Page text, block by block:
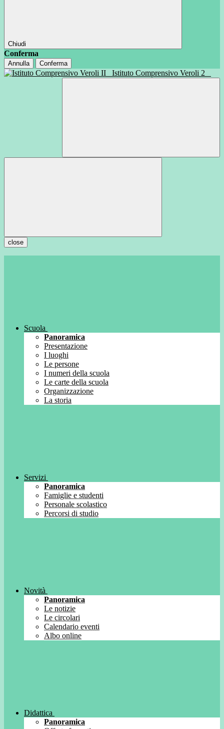
Chiudi
Conferma
Annulla Conferma
Istituto Comprensivo Veroli 2
close
Scuola
Panoramica
Presentazione
I luoghi
Le persone
I numeri della scuola
Le carte della scuola
Organizzazione
La storia
Servizi
Panoramica
Famiglie e studenti
Personale scolastico
Percorsi di studio
Novità
Panoramica
Le notizie
Le circolari
Calendario eventi
Albo online
Didattica
Panoramica